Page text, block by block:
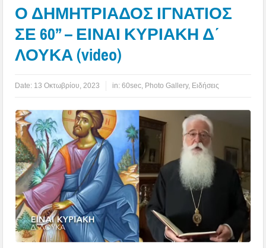
Ο ΔΗΜΗΤΡΙΑΔΟΣ ΙΓΝΑΤΙΟΣ
ΣΕ 60’’ – ΕΙΝΑΙ ΚΥΡΙΑΚΗ Δ΄
ΛΟΥΚΑ (video)
Date: 13 Οκτωβρίου, 2023 in:60sec Photo Gallery, Ειδήσεις